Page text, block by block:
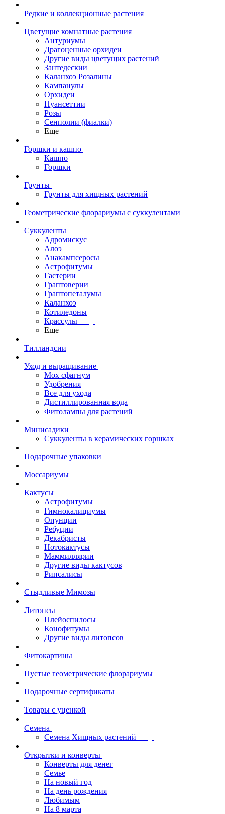
Редкие и коллекционные растения
Цветущие комнатные растения
Антуриумы
Драгоценные орхидеи
Другие виды цветущих растений
Зантедескии
Каланхоэ Розалины
Кампанулы
Орхидеи
Пуансеттии
Розы
Сенполии (фиалки)
Еще
Горшки и кашпо
Кашпо
Горшки
Грунты
Грунты для хищных растений
Геометрические флорариумы с суккулентами
Суккуленты
Адромискус
Алоэ
Анакампсеросы
Астрофитумы
Гастерии
Граптоверии
Граптопеталумы
Каланхоэ
Котиледоны
Крассулы
Еще
Тилландсии
Уход и выращивание
Мох сфагнум
Удобрения
Все для ухода
Дистиллированная вода
Фитолампы для растений
Минисадики
Суккуленты в керамических горшках
Подарочные упаковки
Моссариумы
Кактусы
Астрофитумы
Гимнокалициумы
Опунции
Ребуции
Декабристы
Нотокактусы
Маммиллярии
Другие виды кактусов
Рипсалисы
Стыдливые Мимозы
Литопсы
Плейоспилосы
Конофитумы
Другие виды литопсов
Фитокартины
Пустые геометрические флорариумы
Подарочные сертификаты
Товары с уценкой
Семена
Семена Хищных растений
Открытки и конверты
Конверты для денег
Семье
На новый год
На день рождения
Любимым
На 8 марта